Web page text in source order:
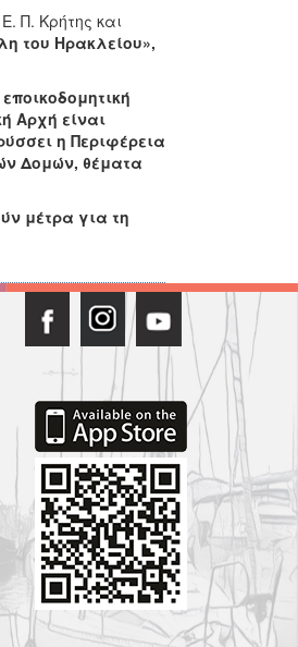
Π. Κρήτης και
του Ηρακλείου»,
Αρχή είναι
η Περιφέρεια
Δομών, θέματα
μέτρα για τη